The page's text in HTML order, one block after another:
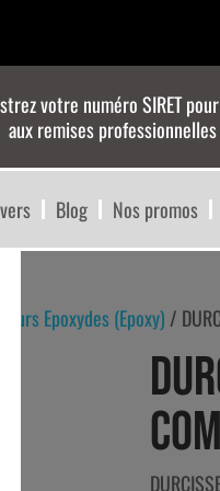
votre numéro SIRET
aux remises
Blog Nos promos
Epoxydes (Epoxy) /